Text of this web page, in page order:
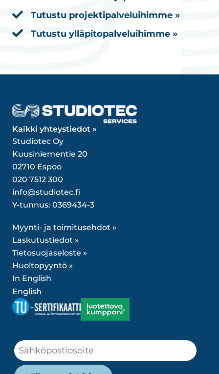
Tutustu projektipalveluihimme »
Tutustu ylläpitopalveluihimme »
Kaikki yhteystiedot »
Studiotec Oy
Kuusiniementie 20
02710 Espoo
020 7512 300
info@studiotec.fi
Y-tunnus: 0369434-3
Myynti- ja toimitusehdot »
Laskutustiedot »
Tietosuojaseloste »
Huoltopyyntö »
In English
English